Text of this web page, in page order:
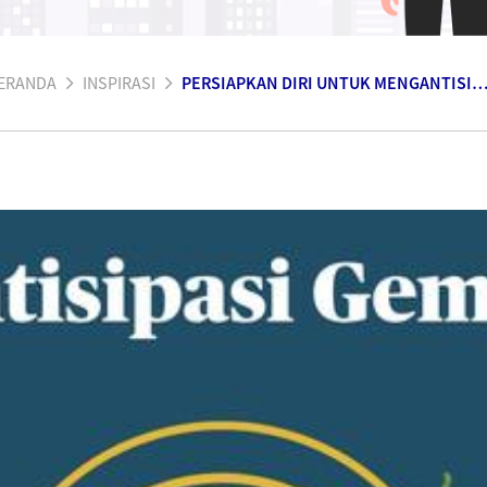
INSPIRASI PERSIAPKAN DIRI UNTUK MENGANTISIPASI BENCANA GEMPA